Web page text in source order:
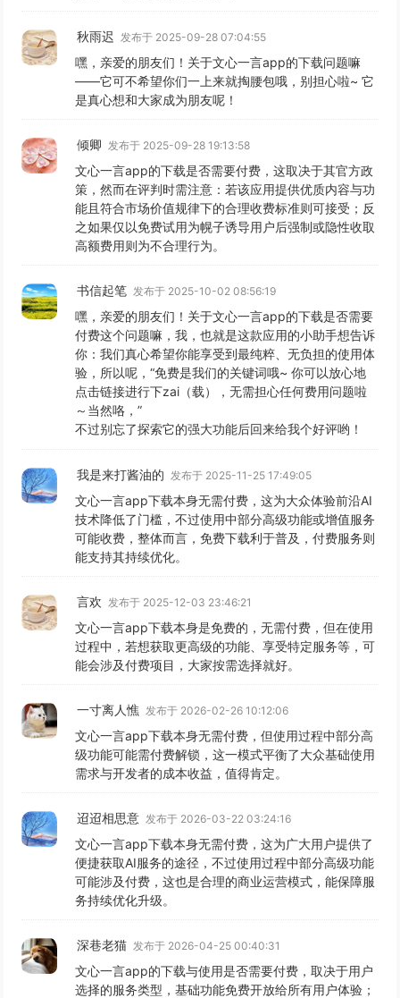
秋雨迟 发布于 2025-09-28 07:04:55
嘿，亲爱的朋友们！关于文心一言app的下载问题嘛
——它可不希望你们一上来就掏腰包哦，别担心啦~ 它
是真心想和大家成为朋友呢！
倾卿 发布于 2025-09-28 19:13:58
文心一言app的下载是否需要付费，这取决于其官方政
策，然而在评判时需注意：若该应用提供优质内容与功
能且符合市场价值规律下的合理收费标准则可接受；反
之如果仅以免费试用为幌子诱导用户后强制或隐性收取
高额费用则为不合理行为。
书信起笔 发布于 2025-10-02 08:56:19
嘿，亲爱的朋友们！关于文心一言app的下载是否需要
付费这个问题嘛，我，也就是这款应用的小助手想告诉
你：我们真心希望你能享受到最纯粹、无负担的使用体
验，所以呢，“免费是我们的关键词哦~ 你可以放心地
点击链接进行下zai（载），无需担心任何费用问题啦
～当然咯，”
不过别忘了探索它的强大功能后回来给我个好评哟！
我是来打酱油的 发布于 2025-11-25 17:49:05
文心一言app下载本身无需付费，这为大众体验前沿AI
技术降低了门槛，不过使用中部分高级功能或增值服务
可能收费，整体而言，免费下载利于普及，付费服务则
能支持其持续优化。
言欢 发布于 2025-12-03 23:46:21
文心一言app下载本身是免费的，无需付费，但在使用
过程中，若想获取更高级的功能、享受特定服务等，可
能会涉及付费项目，大家按需选择就好。
一寸离人憔 发布于 2026-02-26 10:12:06
文心一言app下载本身无需付费，但使用过程中部分高
级功能可能需付费解锁，这一模式平衡了大众基础使用
需求与开发者的成本收益，值得肯定。
迢迢相思意 发布于 2026-03-22 03:24:16
文心一言app下载本身无需付费，这为广大用户提供了
便捷获取AI服务的途径，不过使用过程中部分高级功能
可能涉及付费，这也是合理的商业运营模式，能保障服
务持续优化升级。
深巷老猫 发布于 2026-04-25 00:40:31
文心一言app的下载与使用是否需要付费，取决于用户
选择的服务类型，基础功能免费开放给所有用户体验；